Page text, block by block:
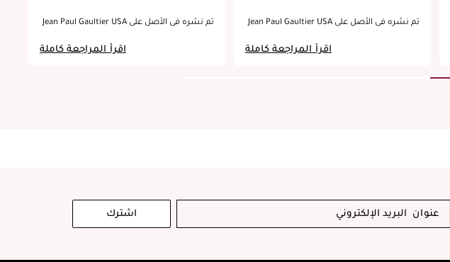
an unique fragrance this is an excellent
many compliments from my friends after
wearing it. Its really amazing perfum. Must
تم نشره في الأصل على Jean Paul Gaultier USA
اقرأ المراجعة كاملة
تم نشره في الأصل على Jean Paul Gaultier USA
اقرأ المراجعة كاملة
اشترك